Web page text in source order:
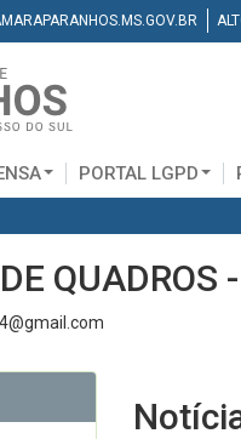
PORTAL LGPD
QUADROS